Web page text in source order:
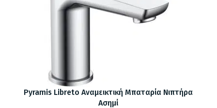
Pyramis Libreto Αναμεικτική Μπαταρία Νιπτήρα
Ασημί